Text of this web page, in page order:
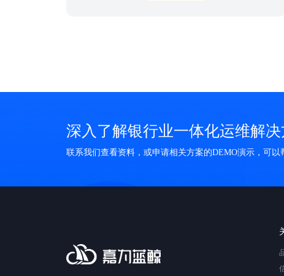
深入了解银行业一体化运维解决
联系我们查看资料，或申请相关方案的DEMO演示，可以